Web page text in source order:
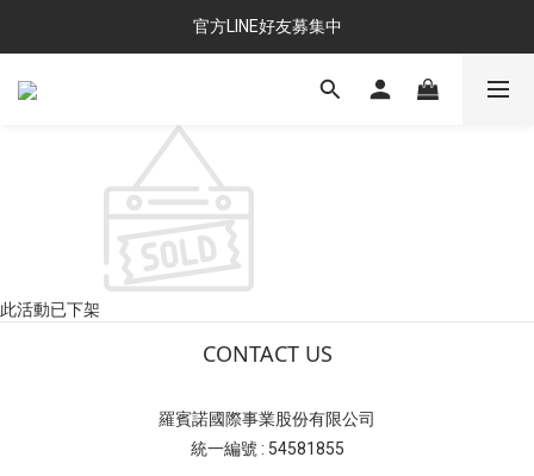
官方LINE好友募集中
此活動已下架
CONTACT US
羅賓諾國際事業股份有限公司
統一編號 : 54581855